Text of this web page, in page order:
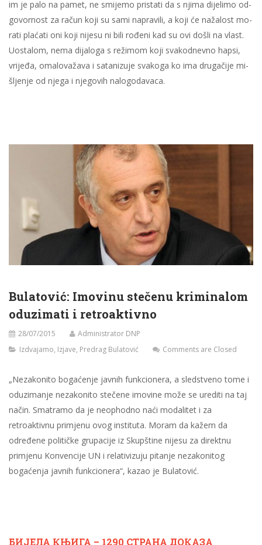
im je pa­lo na pa­met, ne smi­je­mo pri­sta­ti da s nji­ma di­je­li­mo od­
go­vor­nost za ra­čun ko­ji su sa­mi na­pra­vi­li, a ko­ji će na­ža­lost mo­
ra­ti pla­ća­ti oni ko­ji ni­je­su ni bi­li ro­đe­ni kad su ovi do­šli na vlast.
Uosta­lom, ne­ma di­ja­lo­ga s re­ži­mom ko­ji sva­ko­dnev­no hap­si,
vri­je­đa, oma­lo­va­ža­va i sa­ta­ni­zu­je sva­ko­ga ko ima dru­ga­či­je mi­
šlje­nje od nje­ga i nje­go­vih na­lo­go­da­va­ca.
Bulatović: Imovinu stečenu kriminalom
oduzimati i retroaktivno
28/07/2015
Administrator DNP
Izdvajamo, Izjave, Predrag Bulatović Comments are Closed
„Nezakonito bogaćenje javnih funkcionera, a sledstveno tome i
oduzimanje nezakonito stečene imovine može se urediti na taj
način. Smatramo da je neophodno naći modalitet i za
retroaktivnu primjenu ovog instituta. Moram da kažem da
određene političke grupacije iz Skupštine nijesu za direktnu
primjenu Konvencije UN i relativizuju pitanje nezakonitog
bogaćenja javnih funkcionera“, kazao je Bulatović.
БИЈЕЛА КЊИГА – 1290 СТРАНА ДОКАЗА